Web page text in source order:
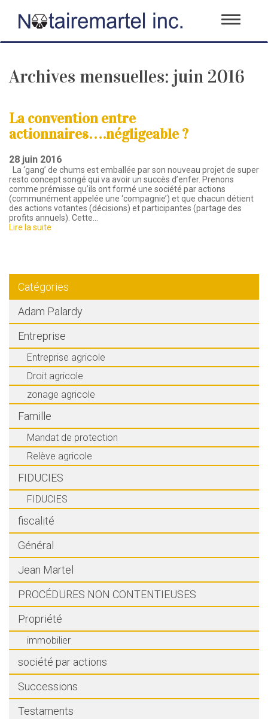
Toggle
Archives mensuelles: juin 2016
La convention entre
actionnaires….négligeable ?
28 juin 2016
La ‘gang’ de chums est emballée par son nouveau projet de super
resto concept songé qui va avoir un succès d’enfer. Prenons
comme prémisse qu’ils ont formé une société par actions
(communément appelée une ‘compagnie’) et que chacun détient
des actions votantes (décisions) et participantes (partage des
profits annuels). Cette…
Lire la suite
Catégories
Adam Palardy
Entreprise
Entreprise agricole
Droit agricole
zonage agricole
Famille
Mandat de protection
Relève agricole
FIDUCIES
FIDUCIES
fiscalité
Général
Jean Martel
PROCÉDURES NON CONTENTIEUSES
Propriété
immobilier
société par actions
Successions
Testaments